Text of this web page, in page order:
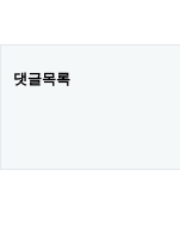
댓글목록